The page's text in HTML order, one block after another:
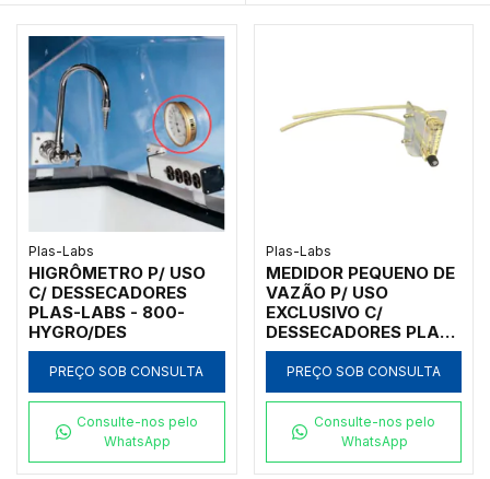
Plas-Labs
HIGRÔMETRO P/ USO
C/ DESSECADORES
PLAS-LABS - 800-
HYGRO/DES
PREÇO SOB CONSULTA
Consulte-nos pelo
WhatsApp
Plas-Labs
MEDIDOR PEQUENO DE
VAZÃO P/ USO
EXCLUSIVO C/
DESSECADORES PLAS-
LABS - 800-FLOW/D
PREÇO SOB CONSULTA
Consulte-nos pelo
WhatsApp